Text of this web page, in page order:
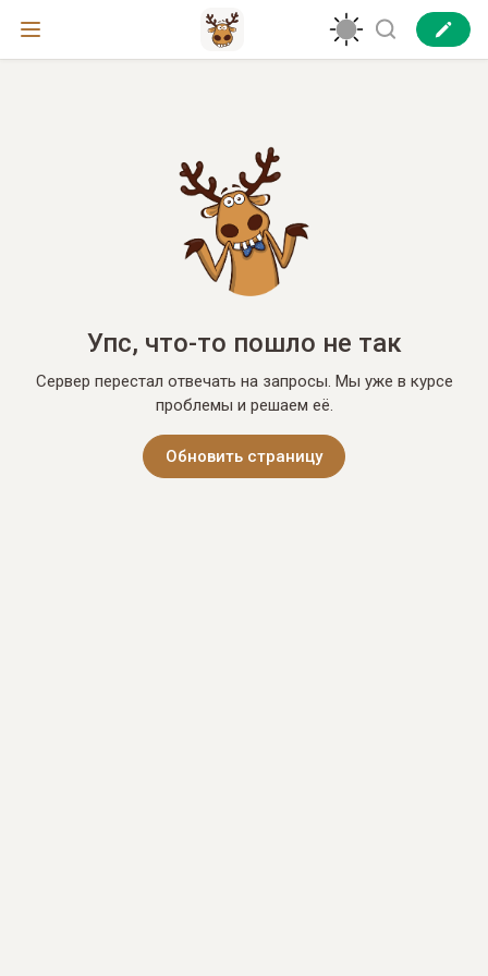
Упс, что-то пошло не так
Сервер перестал отвечать на запросы. Мы уже в курсе
проблемы и решаем её.
Обновить страницу